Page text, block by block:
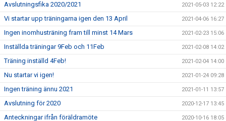
Avslutningsfika 2020/2021 2021-05-03 12:22
Vi startar upp träningarna igen den 13 April 2021-04-06 16:27
Ingen inomhusträning fram till minst 14 Mars 2021-02-23 15:06
Inställda träningar 9Feb och 11Feb 2021-02-08 14:02
Träning inställd 4Feb! 2021-02-04 14:00
Nu startar vi igen! 2021-01-24 09:28
Ingen träning ännu 2021 2021-01-11 13:57
Avslutning för 2020 2020-12-17 13:45
Anteckningar ifrån föräldramöte 2020-10-16 18:05